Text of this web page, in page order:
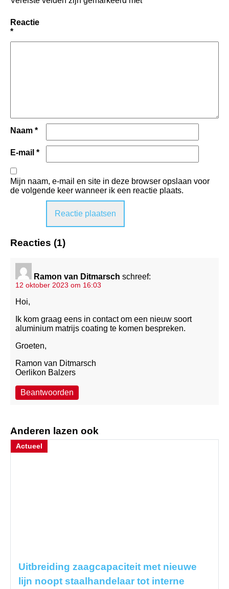
Reactie
*
Naam *
E-mail *
Mijn naam, e-mail en site in deze browser opslaan voor
de volgende keer wanneer ik een reactie plaats.
Reacties (1)
Ramon van Ditmarsch schreef:
12 oktober 2023 om 16:03
Hoi,
Ik kom graag eens in contact om een nieuw soort
aluminium matrijs coating te komen bespreken.
Groeten,
Ramon van Ditmarsch
Oerlikon Balzers
Beantwoorden
Anderen lazen ook
Actueel
Uitbreiding zaagcapaciteit met nieuwe
lijn noopt staalhandelaar tot interne